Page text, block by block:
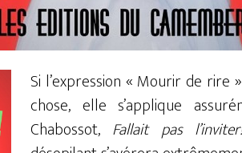
Si l’expression « Mourir de
chose, elle s’applique
Chabossot, Fallait pas l’inviter!